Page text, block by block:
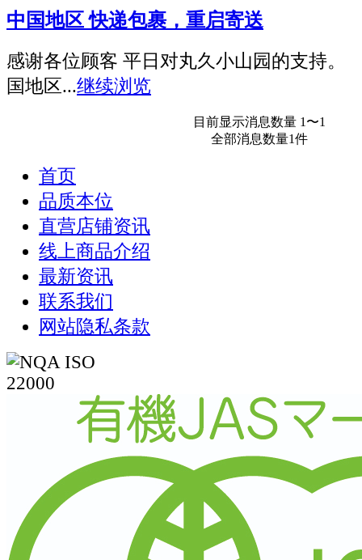
中国地区 快递包裹，重启寄送
感谢各位顾客 平日对丸久小山园的支持。
国地区...继续浏览
目前显示消息数量 1〜1
全部消息数量1件
首页
品质本位
直营店铺资讯
线上商品介绍
最新资讯
联系我们
网站隐私条款